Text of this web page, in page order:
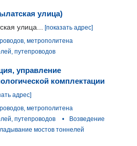
улица)
улица... [показать адрес]
метрополитена
путепроводов
управление
комплектации
адрес]
метрополитена
путепроводов •
Возведение
мостов тоннелей